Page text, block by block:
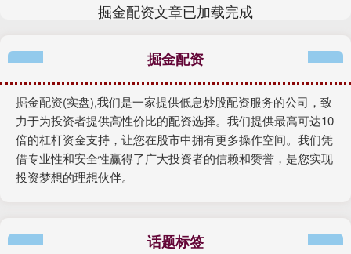
掘金配资文章已加载完成
掘金配资
掘金配资(实盘),我们是一家提供低息炒股配资服务的公司，致
力于为投资者提供高性价比的配资选择。我们提供最高可达10
倍的杠杆资金支持，让您在股市中拥有更多操作空间。我们凭
借专业性和安全性赢得了广大投资者的信赖和赞誉，是您实现
投资梦想的理想伙伴。
话题标签